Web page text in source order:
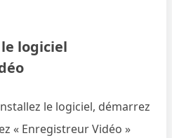
logiciel
le logiciel, démarrez
« Enregistreur Vidéo »